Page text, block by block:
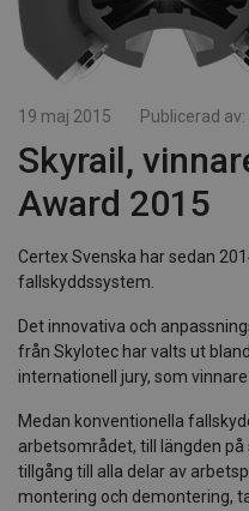
19 maj 2015 Publicerad av:
Skyrail,
Award 2015
Certex Svenska har sedan
fallskyddssystem.
Det innovativa och
från Skylotec har valts ut
internationell jury, som vinnare
Medan konventionella
arbetsområdet, till längden på
tillgång till alla delar av
montering och demontering,